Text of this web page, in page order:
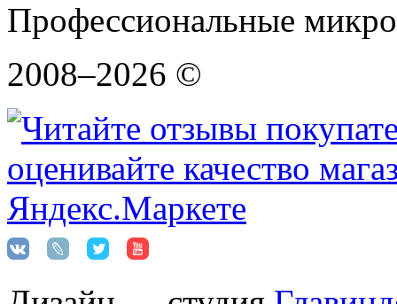
Профессиональные
2008–2026 ©